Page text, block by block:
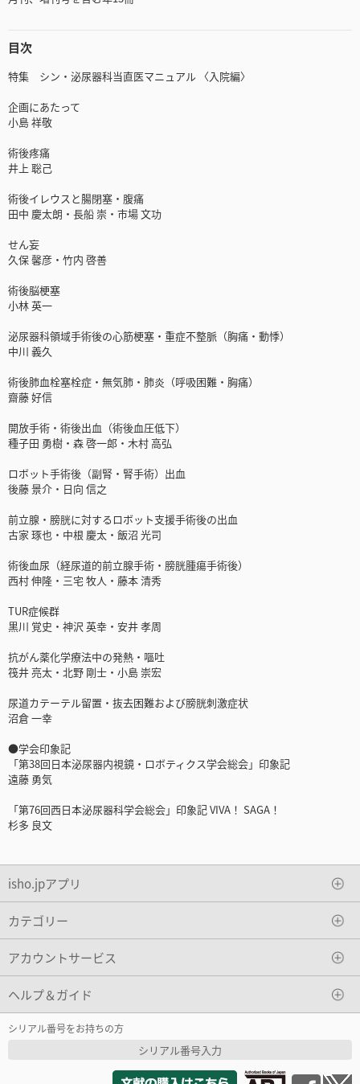
目次
特集 シン・泌尿器科当直医マニュアル 〈入院編〉
企画にあたって
小島 祥敬
術後疼痛
井上 聡己
術後イレウスと腸閉塞・腹痛
田中 慶太朗・長船 崇・市場 文功
せん妄
久保 馨彦・竹内 啓善
術後脳梗塞
小林 英一
泌尿器科領域手術後の心筋梗塞・重症不整脈（胸痛・動悸）
中川 義久
術後肺血栓塞栓症・無気肺・肺炎（呼吸困難・胸痛）
齋藤 好信
開放手術・術後出血（術後血圧低下）
種子田 勇樹・森 啓一郎・木村 高弘
ロボット手術後（副腎・腎手術）出血
後藤 景介・日向 信之
前立腺・膀胱に対するロボット支援手術後の出血
古家 琢也・中根 慶太・飯沼 光司
術後血尿（経尿道的前立腺手術・膀胱腫瘍手術後）
西村 伸隆・三宅 牧人・藤本 清秀
TUR症候群
黒川 覚史・神沢 英幸・安井 孝周
抗がん薬化学療法中の発熱・嘔吐
筏井 亮太・北野 剛士・小島 崇宏
尿道カテーテル留置・抜去困難および膀胱刺激症状
沼倉 一幸
●学会印象記
「第38回日本泌尿器内視鏡・ロボティクス学会総会」印象記
遠藤 勇気
「第76回西日本泌尿器科学会総会」印象記 VIVA！ SAGA！
杉多 良文
isho.jpアプリ
カテゴリー
アカウントサービス
ヘルプ＆ガイド
シリアル番号をお持ちの方
シリアル番号入力